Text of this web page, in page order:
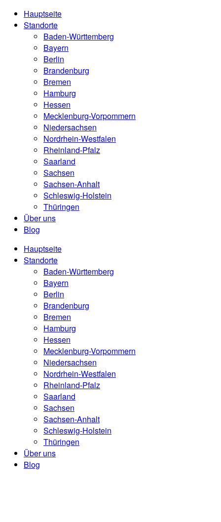
Hauptseite
Standorte
Baden-Württemberg
Bayern
Berlin
Brandenburg
Bremen
Hamburg
Hessen
Mecklenburg-Vorpommern
Niedersachsen
Nordrhein-Westfalen
Rheinland-Pfalz
Saarland
Sachsen
Sachsen-Anhalt
Schleswig-Holstein
Thüringen
Über uns
Blog
Hauptseite
Standorte
Baden-Württemberg
Bayern
Berlin
Brandenburg
Bremen
Hamburg
Hessen
Mecklenburg-Vorpommern
Niedersachsen
Nordrhein-Westfalen
Rheinland-Pfalz
Saarland
Sachsen
Sachsen-Anhalt
Schleswig-Holstein
Thüringen
Über uns
Blog